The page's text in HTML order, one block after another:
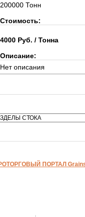
200000 Тонн
Стоимость:
4000 Руб. / Тонна
Описание:
Нет описания
ПОРТАЛ